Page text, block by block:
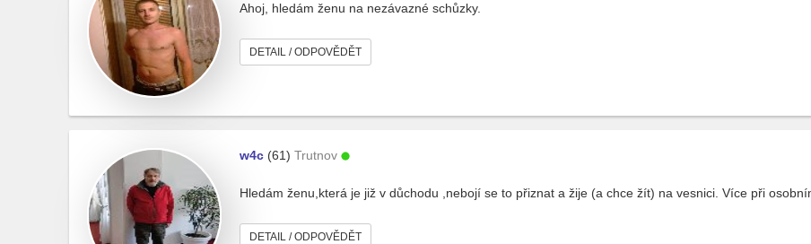
Ahoj, hledám ženu na nezávazné schůzky.
DETAIL / ODPOVĚDĚT
w4c (61) Trutnov
Hledám ženu,která je již v důchodu ,nebojí se to přiznat a žije (a chce žít) na vesnici. Více při
DETAIL / ODPOVĚDĚT